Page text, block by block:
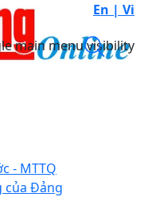
En | Vi
main menu visibility
- MTTQ
của Đảng